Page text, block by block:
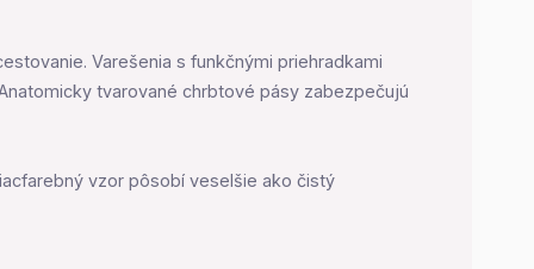
Varešenia s funkčnými priehradkami
tvarované chrbtové pásy zabezpečujú
vzor pôsobí veselšie ako čistý